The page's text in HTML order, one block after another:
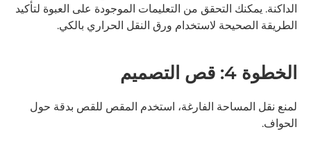
الداكنة. يمكنك التحقق من التعليمات الموجودة على العبوة لتأكيد
الطريقة الصحيحة لاستخدام ورق النقل الحراري بالكي.
الخطوة 4: قص التصميم
لمنع نقل المساحة الفارغة، استخدم المقص للقص بدقة حول
الحواف.